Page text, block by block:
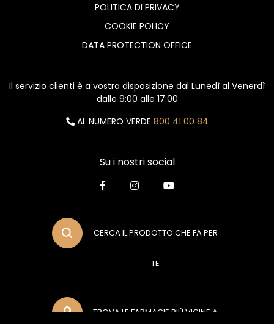
POLITICA DI PRIVACY
COOKIE POLICY
DATA PROTECTION OFFICE
Il servizio clienti è a vostra disposizione dal Lunedì al Venerdì
dalle 9:00 alle 17:00
AL NUMERO VERDE 800 41 00 84
Su i nostri social
CERCA IL PRODOTTO CHE FA PER
TE
TROVA LE FARMACIE PIÙ VICINE A